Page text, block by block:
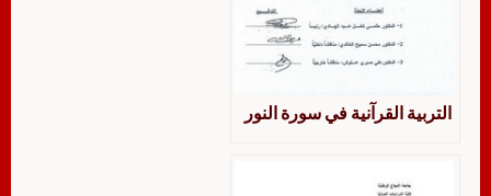
التربية القرآنية في سورة النور